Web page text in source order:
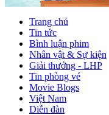
Trang chủ
Tin tức
Bình luận phim
Nhân vật & Sự kiện
Giải thưởng - LHP
Tin phòng vé
Movie Blogs
Việt Nam
Diễn đàn